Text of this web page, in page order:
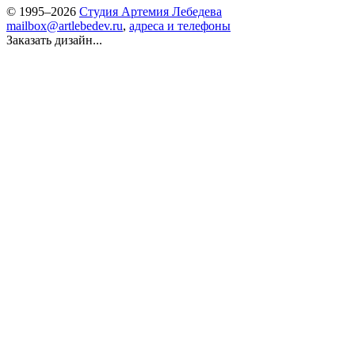
© 1995–2026 Студия Артемия Лебедева
mailbox@artlebedev.ru, адреса и телефоны
Заказать дизайн...